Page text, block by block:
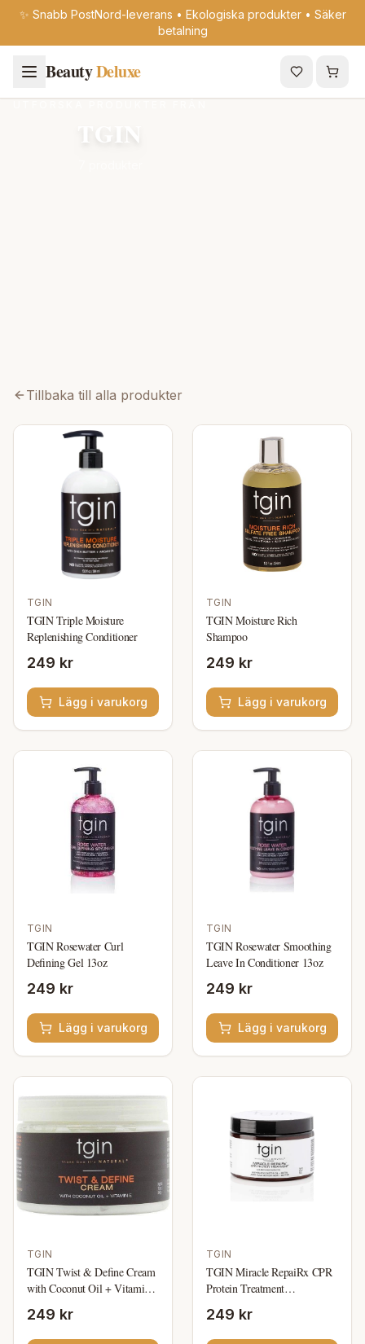
✨ Snabb PostNord-leverans • Ekologiska produkter • Säker
betalning
BeautyDeluxe
TGIN
Tillbaka till alla produkter
TGIN
TGIN Triple Moisture
Replenishing Conditioner
249 kr
Lägg i varukorg
TGIN
TGIN Moisture Rich
Shampoo
249 kr
Lägg i varukorg
TGIN
TGIN Rosewater Curl
Defining Gel 13oz
249 kr
Lägg i varukorg
TGIN
TGIN Rosewater Smoothing
Leave In Conditioner 13oz
249 kr
Lägg i varukorg
TGIN
TGIN Twist & Define Cream
with Coconut Oil + Vitamin
249 kr
TGIN
TGIN Miracle RepaiRx CPR
Protein Treatment
12oz
249 kr